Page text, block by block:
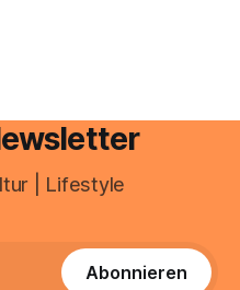
| Lifestyle
Abonnieren